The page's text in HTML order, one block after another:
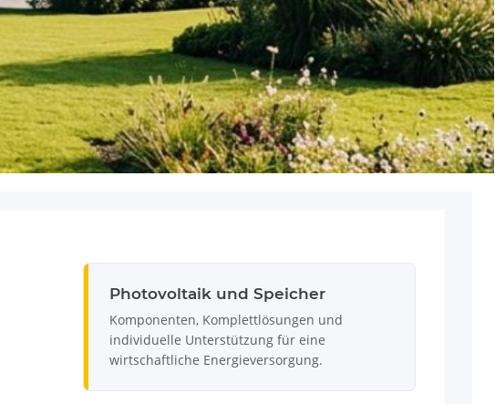
Photovoltaik und Speicher
Komponenten, Komplettlösungen und
individuelle Unterstützung für eine
wirtschaftliche Energieversorgung.